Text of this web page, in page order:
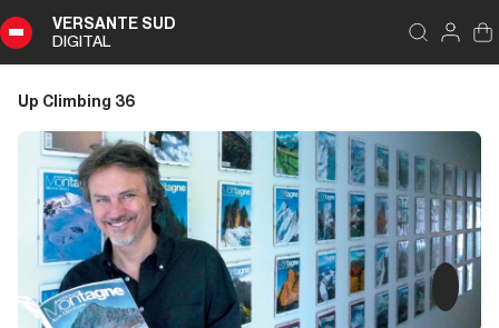
VERSANTE SUD
DIGITAL
Indice
Climbing
Sommario
DIGITAL
Up Climbing 36